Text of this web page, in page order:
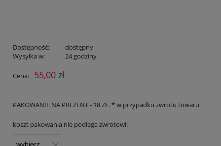
Dostępność:
dostępny
Wysyłka w:
24 godziny
Cena: 55,00 zł
PAKOWANIE NA PREZENT - 18 ZŁ. * w przypadku zwrotu towaru
koszt pakowania nie podlega zwrotowi: